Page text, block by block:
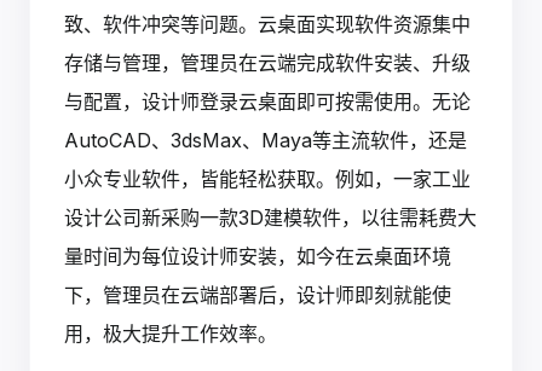
致、软件冲突等问题。云桌面实现软件资源集中
存储与管理，管理员在云端完成软件安装、升级
与配置，设计师登录云桌面即可按需使用。无论
AutoCAD、3dsMax、Maya等主流软件，还是
小众专业软件，皆能轻松获取。例如，一家工业
设计公司新采购一款3D建模软件，以往需耗费大
量时间为每位设计师安装，如今在云桌面环境
下，管理员在云端部署后，设计师即刻就能使
用，极大提升工作效率。